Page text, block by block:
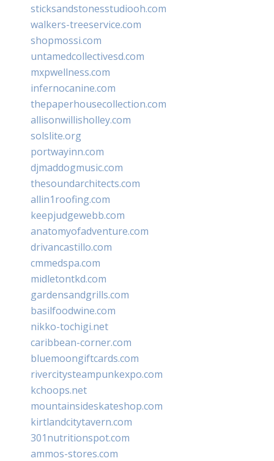
sticksandstonesstudiooh.com
walkers-treeservice.com
shopmossi.com
untamedcollectivesd.com
mxpwellness.com
infernocanine.com
thepaperhousecollection.com
allisonwillisholley.com
solslite.org
portwayinn.com
djmaddogmusic.com
thesoundarchitects.com
allin1roofing.com
keepjudgewebb.com
anatomyofadventure.com
drivancastillo.com
cmmedspa.com
midletontkd.com
gardensandgrills.com
basilfoodwine.com
nikko-tochigi.net
caribbean-corner.com
bluemoongiftcards.com
rivercitysteampunkexpo.com
kchoops.net
mountainsideskateshop.com
kirtlandcitytavern.com
301nutritionspot.com
ammos-stores.com